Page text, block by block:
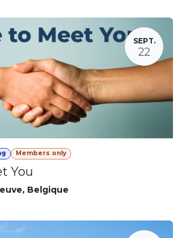
SEPT.
22
Members only
You
, Belgique